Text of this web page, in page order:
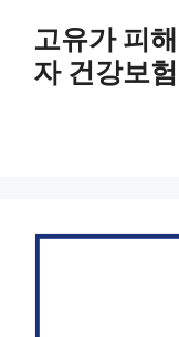
고유가 피
자 건강보